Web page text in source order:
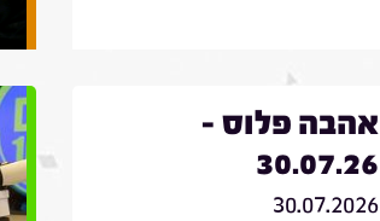
אהבה פלוס -
30.07.26
30.07.2026